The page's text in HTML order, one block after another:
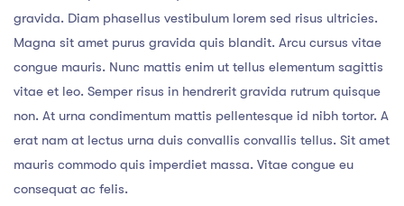
gravida. Diam phasellus vestibulum lorem sed risus ultricies.
Magna sit amet purus gravida quis blandit. Arcu cursus vitae
congue mauris. Nunc mattis enim ut tellus elementum sagittis
vitae et leo. Semper risus in hendrerit gravida rutrum quisque
non. At urna condimentum mattis pellentesque id nibh tortor. A
erat nam at lectus urna duis convallis convallis tellus. Sit amet
mauris commodo quis imperdiet massa. Vitae congue eu
consequat ac felis.